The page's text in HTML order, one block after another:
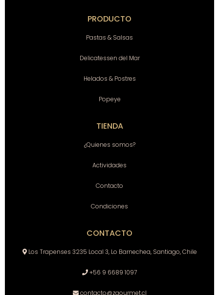
PRODUCTO
Pastas & Salsas
Delicatessen del Mar
Helados & Postres
Popeye
TIENDA
¿Quienes somos?
Actividades
Contacto
Condiciones
CONTACTO
Los Trapenses 3235 Local 3, Lo Barnechea, Santiago, Chile
+56 9 6689 1097
contacto@zgourmet.cl